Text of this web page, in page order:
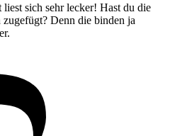
sich sehr lecker! Hast du die
zugefügt? Denn die binden ja